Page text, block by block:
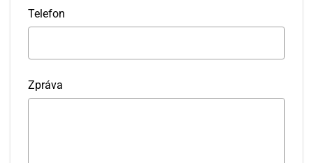
Telefon
Zpráva